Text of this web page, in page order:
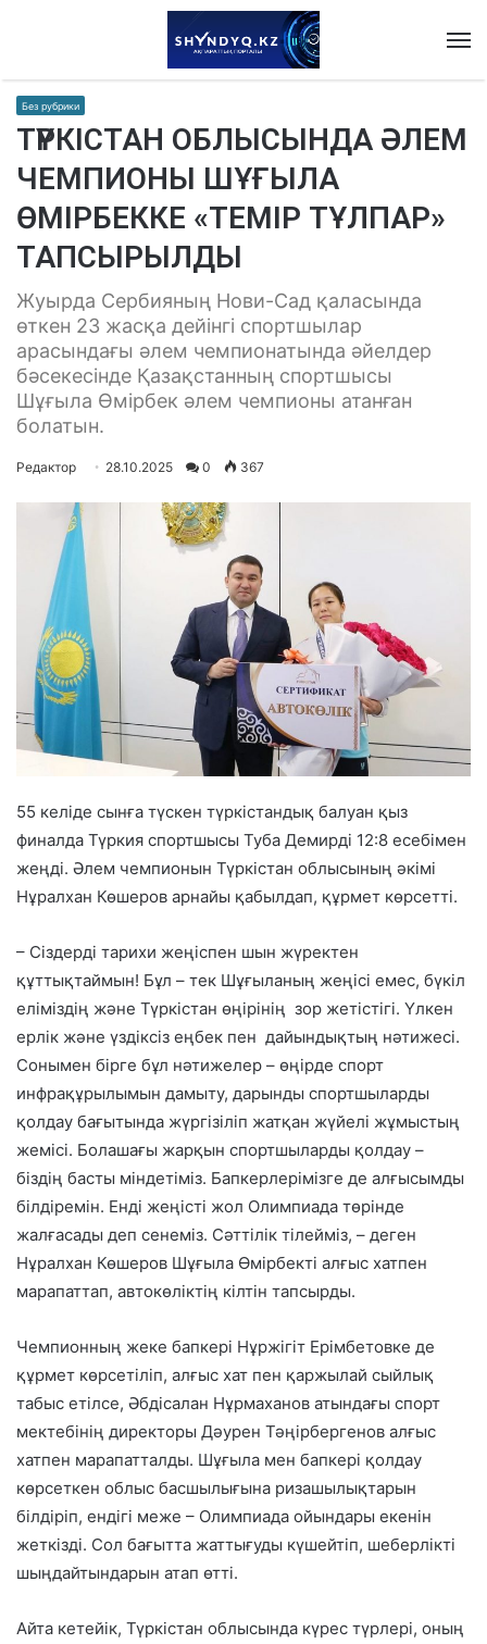
Без рубрики
ТҮРКІСТАН ОБЛЫСЫНДА ӘЛЕМ
ЧЕМПИОНЫ ШҰҒЫЛА
ӨМІРБЕККЕ «ТЕМІР ТҰЛПАР»
ТАПСЫРЫЛДЫ
Жуырда Сербияның Нови-Сад қаласында
өткен 23 жасқа дейінгі спортшылар
арасындағы әлем чемпионатында әйелдер
бәсекесінде Қазақстанның спортшысы
Шұғыла Өмірбек әлем чемпионы атанған
болатын.
Редактор 28.10.2025 0 367
55 келіде сынға түскен түркістандық балуан қыз
финалда Түркия спортшысы Туба Демирді 12:8 есебімен
жеңді. Әлем чемпионын Түркістан облысының әкімі
Нұралхан Көшеров арнайы қабылдап, құрмет көрсетті.
– Сіздерді тарихи жеңіспен шын жүректен
құттықтаймын! Бұл – тек Шұғыланың жеңісі емес, бүкіл
еліміздің және Түркістан өңірінің зор жетістігі. Үлкен
ерлік және үздіксіз еңбек пен дайындықтың нәтижесі.
Сонымен бірге бұл нәтижелер – өңірде спорт
инфрақұрылымын дамыту, дарынды спортшыларды
қолдау бағытында жүргізіліп жатқан жүйелі жұмыстың
жемісі. Болашағы жарқын спортшыларды қолдау –
біздің басты міндетіміз. Бапкерлерімізге де алғысымды
білдіремін. Енді жеңісті жол Олимпиада төрінде
жалғасады деп сенеміз. Сәттілік тілейміз, – деген
Нұралхан Көшеров Шұғыла Өмірбекті алғыс хатпен
марапаттап, автокөліктің кілтін тапсырды.
Чемпионның жеке бапкері Нұржігіт Ерімбетовке де
құрмет көрсетіліп, алғыс хат пен қаржылай сыйлық
табыс етілсе, Әбдісалан Нұрмаханов атындағы спорт
мектебінің директоры Дәурен Тәңірбергенов алғыс
хатпен марапатталды. Шұғыла мен бапкері қолдау
көрсеткен облыс басшылығына ризашылықтарын
білдіріп, ендігі меже – Олимпиада ойындары екенін
жеткізді. Сол бағытта жаттығуды күшейтіп, шеберлікті
шыңдайтындарын атап өтті.
Айта кетейік, Түркістан облысында күрес түрлері, оның